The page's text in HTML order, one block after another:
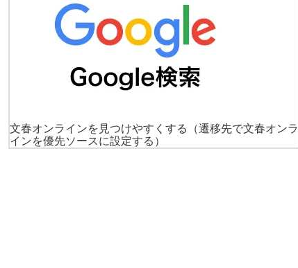
文春オンラインを見つけやすくする
（遷移先で文春オンラ
インを優先ソースに設定する）